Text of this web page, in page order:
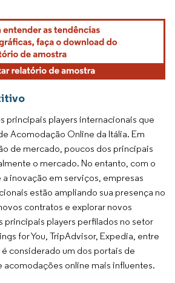
O reuso requer atribuição conforme CC BY 4.0.
principais players internacionais que
Acomodação Online da Itália. Em
de mercado, poucos dos principais
o mercado. No entanto, com o
inovação em serviços, empresas
estão ampliando sua presença no
contratos e explorar novos
principais players perfilados no setor
for You, TripAdvisor, Expedia, entre
considerado um dos portais de
acomodações online mais influentes.